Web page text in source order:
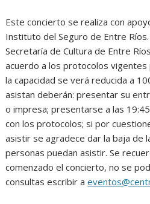
Este concierto se realiza con
Instituto del Seguro de Entre
Secretaría de Cultura de Entre
acuerdo a los protocolos vigentes
la capacidad se verá reducida a
asistan deberán: presentar su
o impresa; presentarse a las
con los protocolos; si por
asistir se agradece dar la baja de
personas puedan asistir. Se
comenzado el concierto, no se
consultas escribir a